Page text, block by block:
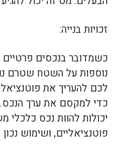
זכויות בנייה:
כשמדובר בנכסים פרטיים
נוספות על השטח שטרם
לכם להעריך את פוטנציאל
כדי למקסם את ערך הנכס.
יכולות להוות נכס כלכלי
פוטנציאליים, ושימוש